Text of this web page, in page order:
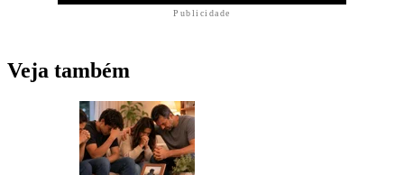
Publicidade
Veja também